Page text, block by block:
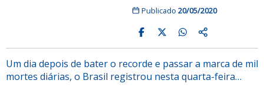
Publicado 20/05/2020
Um dia depois de bater o recorde e passar a marca de mil
mortes diárias, o Brasil registrou nesta quarta-feira…